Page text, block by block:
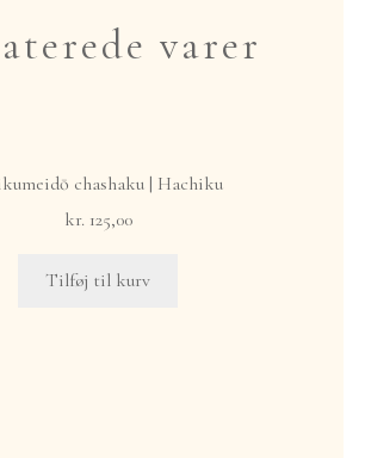
varer
chashaku | Hachiku
kr.125,00
Tilføj til kurv